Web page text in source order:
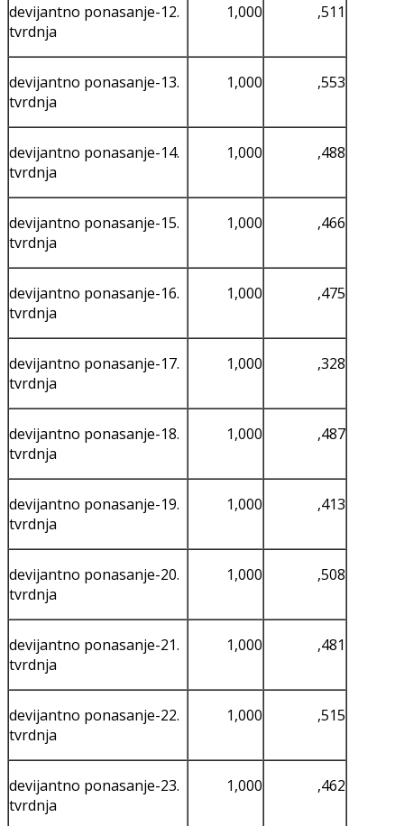
devijantno ponasanje-12.
tvrdnja
1,000 ,511
devijantno ponasanje-13.
tvrdnja
1,000 ,553
devijantno ponasanje-14.
tvrdnja
1,000 ,488
devijantno ponasanje-15.
tvrdnja
1,000 ,466
devijantno ponasanje-16.
tvrdnja
1,000 ,475
devijantno ponasanje-17.
tvrdnja
1,000 ,328
devijantno ponasanje-18.
tvrdnja
1,000 ,487
devijantno ponasanje-19.
tvrdnja
1,000 ,413
devijantno ponasanje-20.
tvrdnja
1,000 ,508
devijantno ponasanje-21.
tvrdnja
1,000 ,481
devijantno ponasanje-22.
tvrdnja
1,000 ,515
devijantno ponasanje-23.
tvrdnja
1,000 ,462